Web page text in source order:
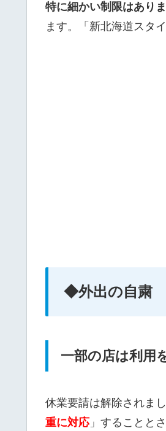
特に細かい制限はあり
ます。「新北海道スタ
◆外出の自粛
一部の店は利用
休業要請は解除されま
重に対応」することと